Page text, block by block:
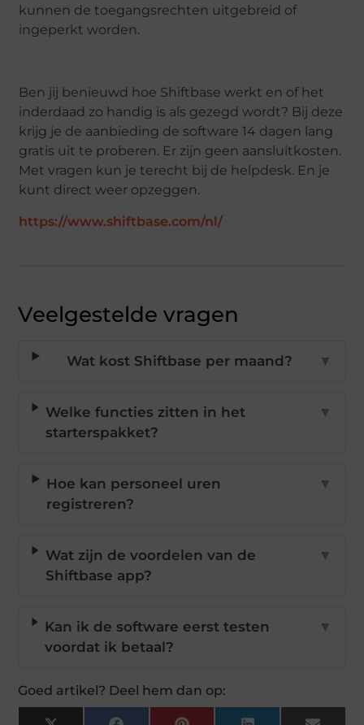
kunnen de toegangsrechten uitgebreid of
ingeperkt worden.
Ben jij benieuwd hoe Shiftbase werkt en of het
inderdaad zo handig is als gezegd wordt? Bij deze
krijg je de aanbieding de software 14 dagen lang
gratis uit te proberen. Er zijn geen aansluitkosten.
Met vragen kun je terecht bij de helpdesk. En je
kunt direct weer opzeggen.
https://www.shiftbase.com/nl/
Veelgestelde vragen
Wat kost Shiftbase per maand? ▼
Welke functies zitten in het
starterspakket?
▼
Hoe kan personeel uren
registreren?
▼
Wat zijn de voordelen van de
Shiftbase app?
▼
Kan ik de software eerst testen
voordat ik betaal?
▼
Goed artikel? Deel hem dan op: